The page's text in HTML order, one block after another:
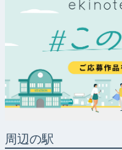
周辺の駅